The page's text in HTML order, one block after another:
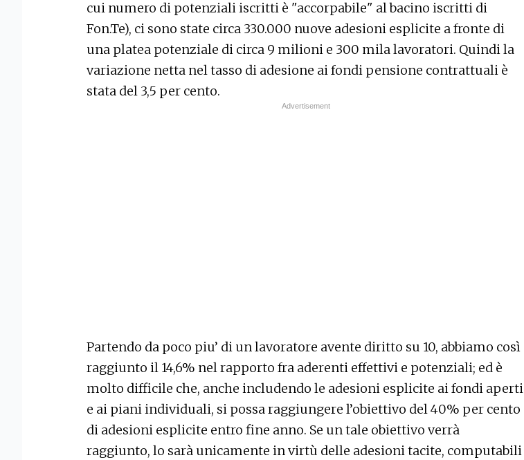
cui numero di potenziali iscritti è "accorpabile" al bacino iscritti di
Fon.Te), ci sono state circa 330.000 nuove adesioni esplicite a fronte di
una platea potenziale di circa 9 milioni e 300 mila lavoratori. Quindi la
variazione netta nel tasso di adesione ai fondi pensione contrattuali è
stata del 3,5 per cento.
Partendo da poco piu’ di un lavoratore avente diritto su 10, abbiamo così
raggiunto il 14,6% nel rapporto fra aderenti effettivi e potenziali; ed è
molto difficile che, anche includendo le adesioni esplicite ai fondi aperti
e ai piani individuali, si possa raggiungere l’obiettivo del 40% per cento
di adesioni esplicite entro fine anno. Se un tale obiettivo verrà
raggiunto, lo sarà unicamente in virtù delle adesioni tacite, computabili